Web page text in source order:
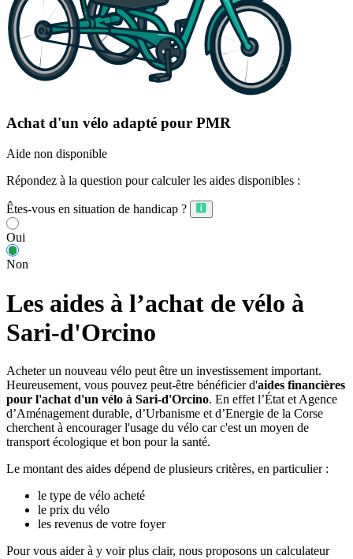
Achat d'un vélo adapté pour PMR
Aide non disponible
Répondez à la question pour calculer les aides disponibles :
Êtes-vous en situation de handicap ?
Oui
Non
Les aides à l’achat de vélo à
Sari-d'Orcino
Acheter un nouveau vélo peut être un investissement important.
Heureusement, vous pouvez peut-être bénéficier d'aides financières
pour l'achat d'un vélo à Sari-d'Orcino. En effet l’État et Agence
d’Aménagement durable, d’Urbanisme et d’Energie de la Corse
cherchent à encourager l'usage du vélo car c'est un moyen de
transport écologique et bon pour la santé.
Le montant des aides dépend de plusieurs critères, en particulier :
le type de vélo acheté
le prix du vélo
les revenus de votre foyer
Pour vous aider à y voir plus clair, nous proposons un calculateur